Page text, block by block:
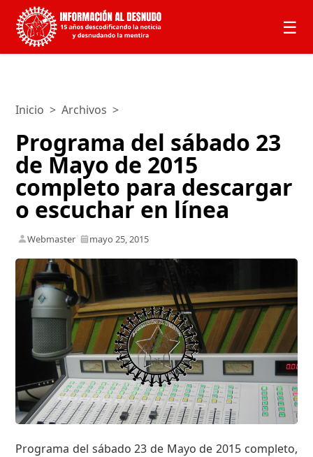
☰
Inicio >Archivos >
Programa del sábado 23
de Mayo de 2015
completo para descargar
o escuchar en línea
Webmaster mayo 25, 2015
Programa del sábado 23 de Mayo de 2015 completo,